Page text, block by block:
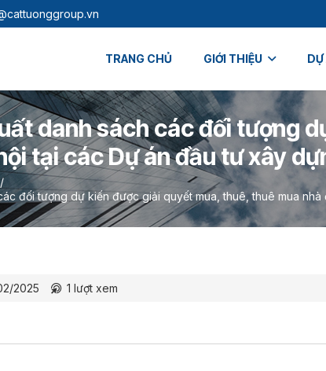
TRANG CHỦ GIỚI THIỆU DỰ
danh sách các đối tượng
tại các Dự án đầu tư xây
/
đối tượng dự kiến được giải quyết mua, thuê, thuê mua
2025 1 lượt xem